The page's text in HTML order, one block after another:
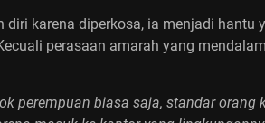
diri karena diperkosa, ia menjadi hantu
perasaan amarah yang
perempuan biasa saja, standar orang